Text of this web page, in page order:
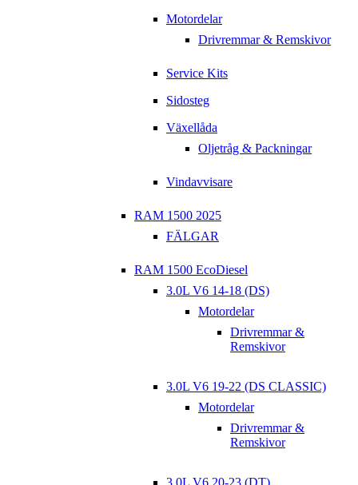
Motordelar
Drivremmar & Remskivor
Service Kits
Sidosteg
Växellåda
Oljetråg & Packningar
Vindavvisare
RAM 1500 2025
FÄLGAR
RAM 1500 EcoDiesel
3.0L V6 14-18 (DS)
Motordelar
Drivremmar &
Remskivor
3.0L V6 19-22 (DS CLASSIC)
Motordelar
Drivremmar &
Remskivor